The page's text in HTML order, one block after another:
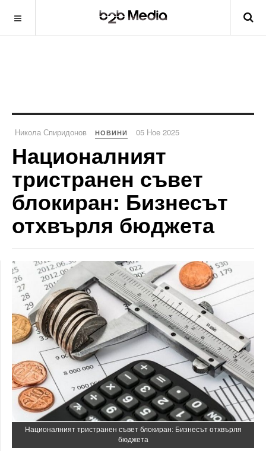
Никола Спиридонов НОВИНИ 05 Ное 2025
Националният
тристранен съвет
блокиран: Бизнесът
отхвърля бюджета
Националният тристранен съвет блокиран: Бизнесът отхвърля
бюджета